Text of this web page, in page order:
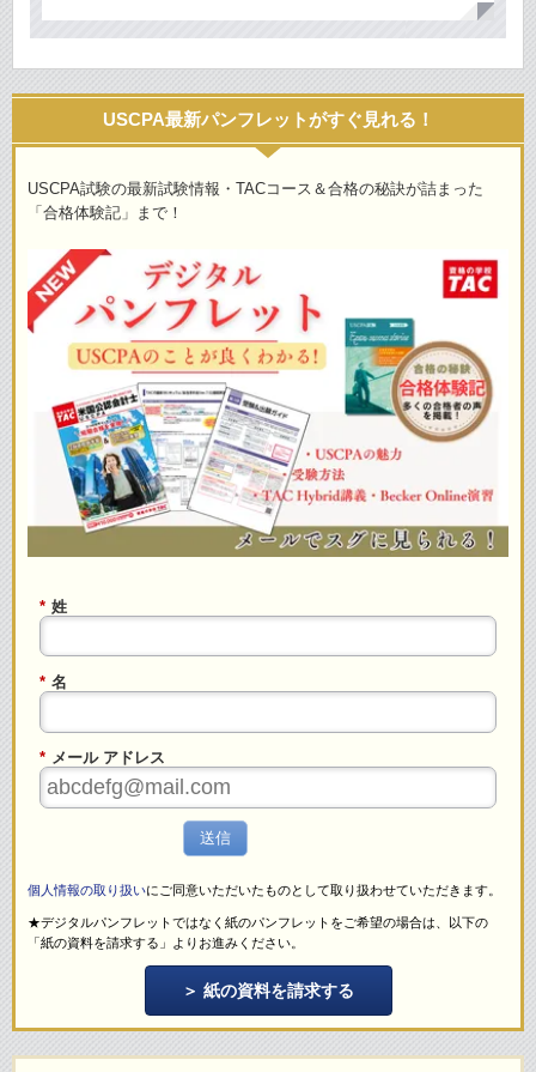
USCPA最新パンフレットがすぐ見れる！
USCPA試験の最新試験情報・TACコース＆合格の秘訣が詰まった
「合格体験記」まで！
* 姓
* 名
* メール アドレス
送信
個人情報の取り扱いにご同意いただいたものとして取り扱わせていただきます。
★デジタルパンフレットではなく紙のパンフレットをご希望の場合は、以下の
「紙の資料を請求する」よりお進みください。
紙の資料を請求する